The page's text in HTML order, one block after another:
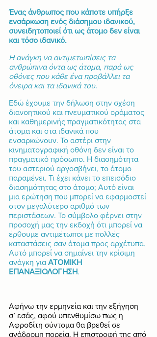
Ένας άνθρωπος που κάποτε υπήρξε
ενσάρκωση ενός διάσημου ιδανικού,
συνειδητοποιεί ότι ως άτομο δεν είναι
και τόσο ιδανικό.
Η ανάγκη να αντιμετωπίσεις τα
ανθρώπινα όντα ως άτομα, παρά ως
οθόνες που κάθε ένα προβάλλει τα
όνειρα και τα ιδανικά του.
Εδώ έχουμε την δήλωση στην σχέση
διανοητικού και πνευματικού οράματος
και καθημερινής πραγματικότητας στα
άτομα και στα ιδανικά που
ενσαρκώνουν. Το αστέρι στην
κινηματογραφική οθόνη δεν είναι το
πραγματικό πρόσωπο. Η διασημότητα
του αστεριού αργοσβήνει, το άτομο
παραμένει. Τι έχει κάνει το επεισόδιο
διασημότητας στο άτομο; Αυτό είναι
μια ερώτηση που μπορεί να εφαρμοστεί
στον μεγαλύτερο αριθμό των
περιστάσεων. Το σύμβολο φέρνει στην
προσοχή μας την εκδοχή ότι μπορεί να
έρθουμε αντιμέτωποι με πολλές
καταστάσεις σαν άτομα προς αρχέτυπα.
Αυτό μπορεί να σημαίνει την κρίσιμη
ανάγκη για ΑΤΟΜΙΚΗ
ΕΠΑΝΑΞΙΟΛΟΓΗΣΗ.
Αφήνω την ερμηνεία και την εξήγηση
σ’ εσάς, αφού υπενθυμίσω πως η
Αφροδίτη σύντομα θα βρεθεί σε
ανάδρομη πορεία. Η επιστροφή της από